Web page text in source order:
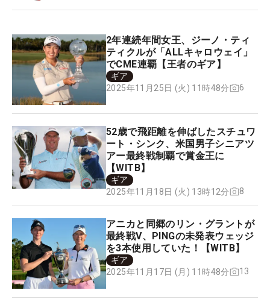
2年連続年間女王、ジーノ・ティ
ティクルが「ALLキャロウェイ」
でCME連覇【王者のギア】
ギア
2025年11月25日 (火) 11時48分
6
52歳で飛距離を伸ばしたスチュワ
ート・シンク、米国男子シニアツ
アー最終戦制覇で賞金王に
【WITB】
ギア
2025年11月18日 (火) 13時12分
8
アニカと同郷のリン・グラントが
最終戦V、PINGの未発表ウェッジ
を3本使用していた！【WITB】
ギア
2025年11月17日 (月) 11時48分
13